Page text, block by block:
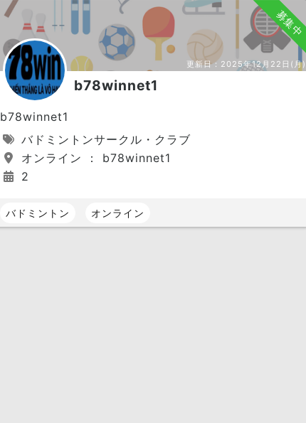
募集中
更新日： 2025年12月22日(月)
b78winnet1
b78winnet1
バドミントンサークル・クラブ
オンライン ： b78winnet1
2
バドミントン オンライン